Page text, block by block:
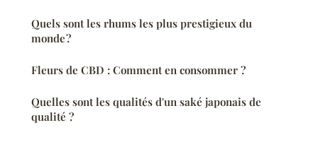
Quels sont les rhums les plus prestigieux du
monde ?
Fleurs de CBD : Comment en consommer ?
Quelles sont les qualités d'un saké japonais de
qualité ?